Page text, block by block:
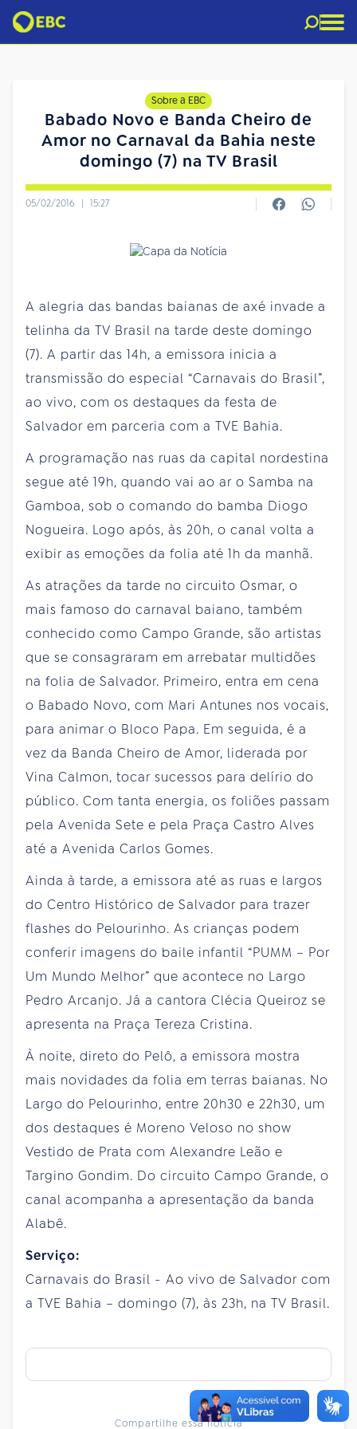
Sobre a EBC
Babado Novo e Banda Cheiro de
Amor no Carnaval da Bahia neste
domingo (7) na TV Brasil
05/02/2016 | 15:27
A alegria das bandas baianas de axé invade a
telinha da TV Brasil na tarde deste domingo
(7). A partir das 14h, a emissora inicia a
transmissão do especial “Carnavais do Brasil”,
ao vivo, com os destaques da festa de
Salvador em parceria com a TVE Bahia.
A programação nas ruas da capital nordestina
segue até 19h, quando vai ao ar o Samba na
Gamboa, sob o comando do bamba Diogo
Nogueira. Logo após, às 20h, o canal volta a
exibir as emoções da folia até 1h da manhã.
As atrações da tarde no circuito Osmar, o
mais famoso do carnaval baiano, também
conhecido como Campo Grande, são artistas
que se consagraram em arrebatar multidões
na folia de Salvador. Primeiro, entra em cena
o Babado Novo, com Mari Antunes nos vocais,
para animar o Bloco Papa. Em seguida, é a
vez da Banda Cheiro de Amor, liderada por
Vina Calmon, tocar sucessos para delírio do
público. Com tanta energia, os foliões passam
pela Avenida Sete e pela Praça Castro Alves
até a Avenida Carlos Gomes.
Ainda à tarde, a emissora até as ruas e largos
do Centro Histórico de Salvador para trazer
flashes do Pelourinho. As crianças podem
conferir imagens do baile infantil “PUMM – Por
Um Mundo Melhor” que acontece no Largo
Pedro Arcanjo. Já a cantora Clécia Queiroz se
apresenta na Praça Tereza Cristina.
À noite, direto do Pelô, a emissora mostra
mais novidades da folia em terras baianas. No
Largo do Pelourinho, entre 20h30 e 22h30, um
dos destaques é Moreno Veloso no show
Vestido de Prata com Alexandre Leão e
Targino Gondim. Do circuito Campo Grande, o
canal acompanha a apresentação da banda
Alabê.
Serviço:
Carnavais do Brasil - Ao vivo de Salvador com
a TVE Bahia – domingo (7), às 23h, na TV Brasil.
Compartilhe essa notícia